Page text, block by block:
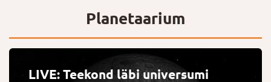
Planetaarium
LIVE: Teekond läbi universumi